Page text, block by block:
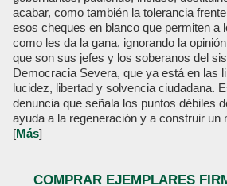
acabar, como también la tolerancia
esos cheques en blanco que permiten a
como les da la gana, ignorando la
que son sus jefes y los soberanos del
Democracia Severa, que ya está en las
lucidez, libertad y solvencia ciudadana.
denuncia que señala los puntos débiles
ayuda a la regeneración y a construir un
[Más]
COMPRAR EJEMPLARES